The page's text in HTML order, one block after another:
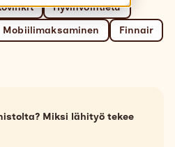
Hyvinvointietu
Mobiilimaksaminen
Finnair
Miksi lähityö tekee